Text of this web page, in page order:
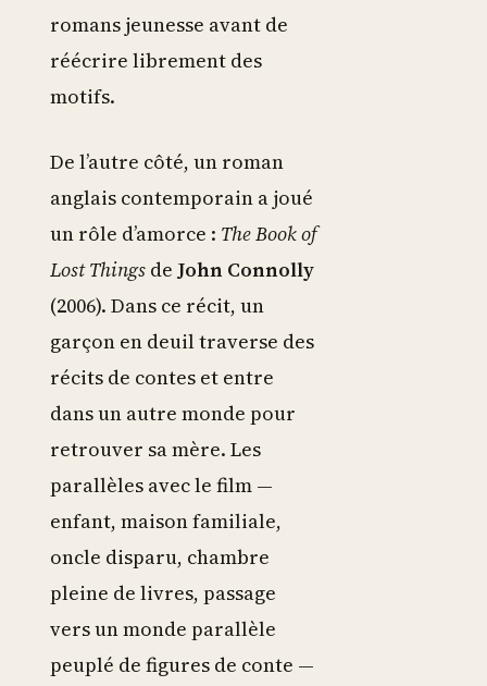
romans jeunesse avant de
réécrire librement des
motifs.
De l’autre côté, un roman
anglais contemporain a joué
un rôle d’amorce : The Book of
Lost Things de John Connolly
(2006). Dans ce récit, un
garçon en deuil traverse des
récits de contes et entre
dans un autre monde pour
retrouver sa mère. Les
parallèles avec le film —
enfant, maison familiale,
oncle disparu, chambre
pleine de livres, passage
vers un monde parallèle
peuplé de figures de conte —